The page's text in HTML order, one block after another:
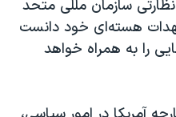
سازمان مللی متحد
هسته‌ای خود دانست
را به همراه خواهد